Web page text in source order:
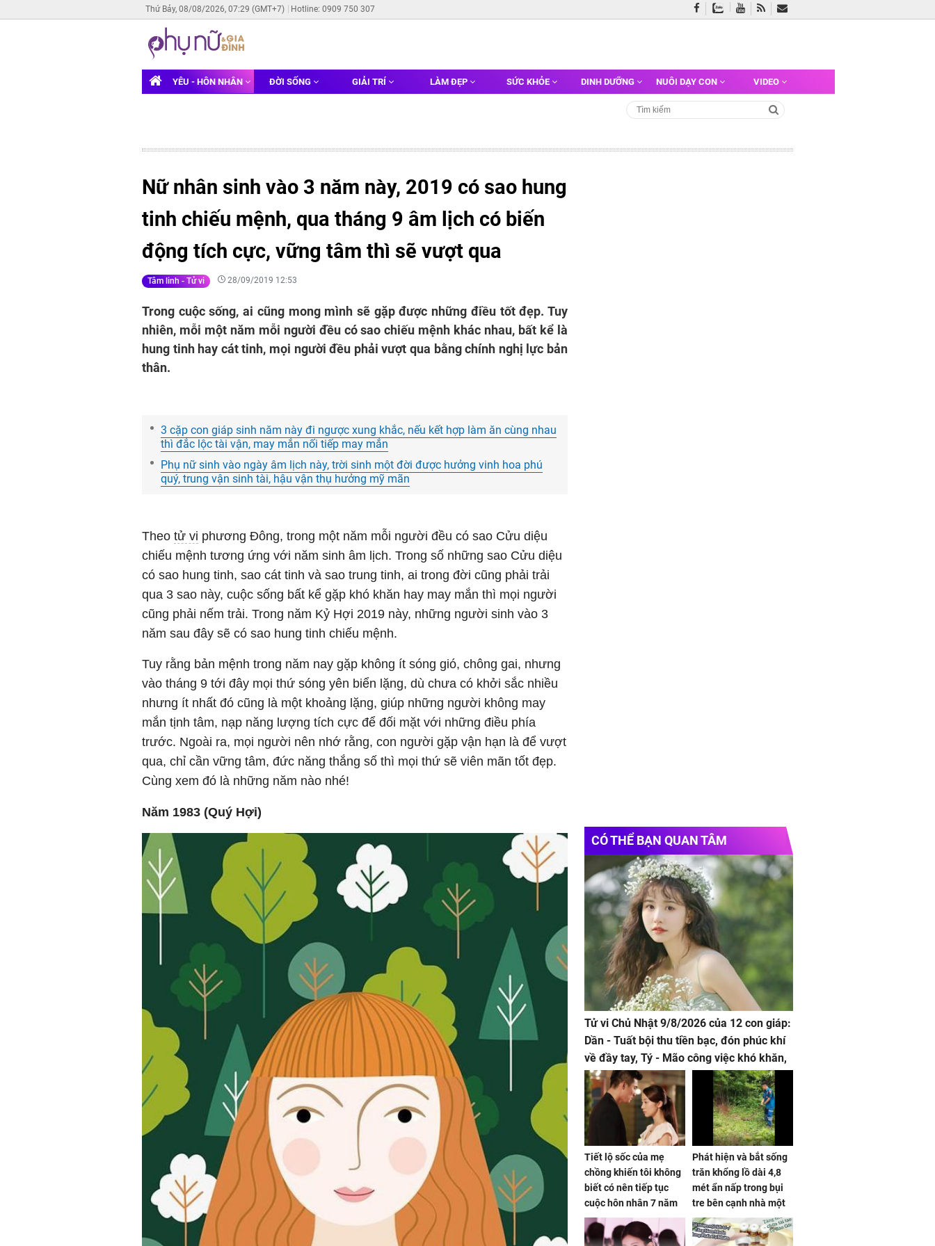
Thứ Bảy, 08/08/2026, 07:29 (GMT+7) Hotline: 0909 750 307
YÊU - HÔN NHÂN ĐỜI SỐNG GIẢI TRÍ LÀM ĐẸP SỨC KHỎE DINH DƯỠNG NUÔI DẠY CON VIDEO
Nữ nhân sinh vào 3 năm này, 2019 có sao hung
tinh chiếu mệnh, qua tháng 9 âm lịch có biến
động tích cực, vững tâm thì sẽ vượt qua
Tâm linh - Tử vi 28/09/2019 12:53
Trong cuộc sống, ai cũng mong mình sẽ gặp được những điều tốt đẹp. Tuy
nhiên, mỗi một năm mỗi người đều có sao chiếu mệnh khác nhau, bất kể là
hung tinh hay cát tinh, mọi người đều phải vượt qua bằng chính nghị lực bản
thân.
3 cặp con giáp sinh năm này đi ngược xung khắc, nếu kết hợp làm ăn cùng nhau
thì đắc lộc tài vận, may mắn nối tiếp may mắn
Phụ nữ sinh vào ngày âm lịch này, trời sinh một đời được hưởng vinh hoa phú
quý, trung vận sinh tài, hậu vận thụ hưởng mỹ mãn
Theo tử vi phương Đông, trong một năm mỗi người đều có sao Cửu diệu
chiếu mệnh tương ứng với năm sinh âm lịch. Trong số những sao Cửu diệu
có sao hung tinh, sao cát tinh và sao trung tinh, ai trong đời cũng phải trải
qua 3 sao này, cuộc sống bất kể gặp khó khăn hay may mắn thì mọi người
cũng phải nếm trải. Trong năm Kỷ Hợi 2019 này, những người sinh vào 3
năm sau đây sẽ có sao hung tinh chiếu mệnh.
Tuy rằng bản mệnh trong năm nay gặp không ít sóng gió, chông gai, nhưng
vào tháng 9 tới đây mọi thứ sóng yên biển lặng, dù chưa có khởi sắc nhiều
nhưng ít nhất đó cũng là một khoảng lặng, giúp những người không may
mắn tịnh tâm, nạp năng lượng tích cực để đối mặt với những điều phía
trước. Ngoài ra, mọi người nên nhớ rằng, con người gặp vận hạn là để vượt
qua, chỉ cần vững tâm, đức năng thắng số thì mọi thứ sẽ viên mãn tốt đẹp.
Cùng xem đó là những năm nào nhé!
Năm 1983 (Quý Hợi)
CÓ THỂ BẠN QUAN TÂM
Tử vi Chủ Nhật 9/8/2026 của 12 con giáp:
Dần - Tuất bội thu tiền bạc, đón phúc khí
về đầy tay, Tý - Mão công việc khó khăn,
tiền bạc đội nón ra đi
Tiết lộ sốc của mẹ
chồng khiến tôi không
biết có nên tiếp tục
cuộc hôn nhân 7 năm
nữa hay không
Phát hiện và bắt sống
trăn khổng lồ dài 4,8
mét ẩn nấp trong bụi
tre bên cạnh nhà một
cụ bà